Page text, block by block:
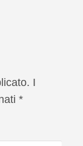
I
*